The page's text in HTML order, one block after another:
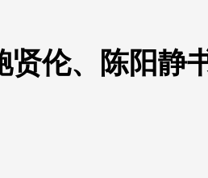
伦、陈阳静